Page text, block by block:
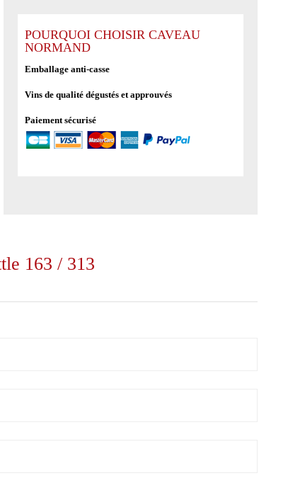
Brazil
2011
Samaroli
cask
n°
75,
bottled
POURQUOI CHOISIR CAVEAU
NORMAND
Emballage anti-casse
Vins de qualité dégustés et approuvés
Paiement sécurisé
163 / 313